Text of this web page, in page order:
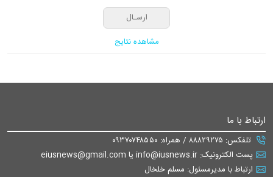
مشاهده نتایج
ارتباط با ما
تلفکس: ۸۸۸۲۹۲۷۵ / همراه: ۰۹۳۷۰۷۴۸۵۵۰
پست الکترونیک: info@iusnews.ir یا eiusnews@gmail.com
ارتباط با مدیرمسئول: مسلم خلخال